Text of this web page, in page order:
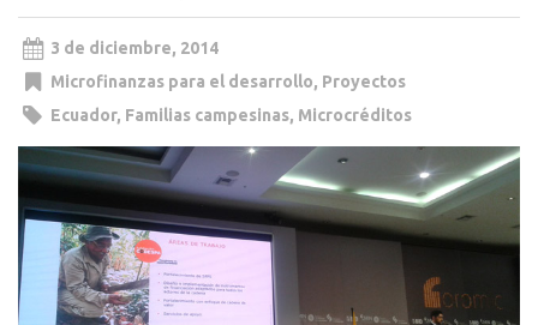
3 de diciembre, 2014
Microfinanzas para el desarrollo, Proyectos
Ecuador, Familias campesinas, Microcréditos